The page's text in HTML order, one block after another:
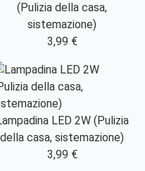
(Pulizia della casa,
sistemazione)
3,99 €
LED 2W (Pulizia
della casa, sistemazione)
3,99 €